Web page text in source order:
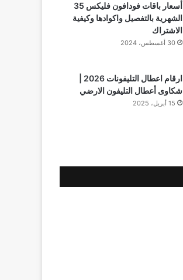
أسعار باقات فودافون فلیکس 35
الشهرية بالتفصيل واكوادها وكيفية
الاشتراك
30 أغسطس، 2024
شكاوى أعطال التليفون الارضي
15 أبريل، 2025